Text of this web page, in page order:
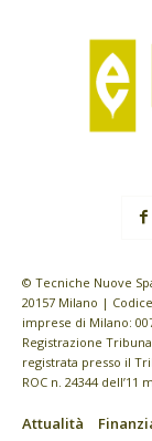
© Tecniche Nuove
20157 Milano |
imprese di Milano:
Registrazione
registrata presso il
ROC n. 24344 dell’11
Attualità